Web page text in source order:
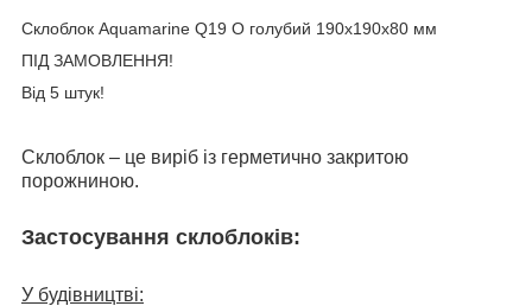
Склоблок Aquamarine Q19 O голубий 190х190х80 мм
ПІД ЗАМОВЛЕННЯ!
Від 5 штук!
Склоблок – це виріб із герметично закритою
порожниною.
Застосування склоблоків:
У будівництві: